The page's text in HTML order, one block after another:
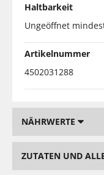
Haltbarkeit
Ungeöffnet
Artikelnummer
4502031288
NÄHRWERTE
ZUTATEN UND